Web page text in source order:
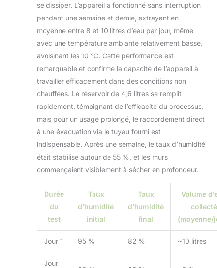
se dissiper. L’appareil a fonctionné sans interruption
pendant une semaine et demie, extrayant en
moyenne entre 8 et 10 litres d’eau par jour, même
avec une température ambiante relativement basse,
avoisinant les 10 °C. Cette performance est
remarquable et confirme la capacité de l’appareil à
travailler efficacement dans des conditions non
chauffées. Le réservoir de 4,6 litres se remplit
rapidement, témoignant de l’efficacité du processus,
mais pour un usage prolongé, le raccordement direct
à une évacuation via le tuyau fourni est
indispensable. Après une semaine, le taux d’humidité
était stabilisé autour de 55 %, et les murs
commençaient visiblement à sécher en profondeur.
Durée
du
test
Taux
d’humidité
initial
Taux
d’humidité
final
Volume
collecté
(moyenne/
Jour 1 95 % 82 % ~10 litres
Jour